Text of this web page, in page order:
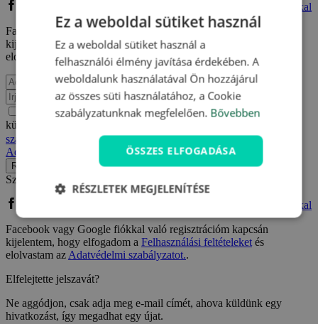
Bejelentkezés Google fiókkal
Facebook vagy Google fiókkal való regisztrációm kapcsán
kijelentem, hogy elfogadom aFelhasználási feltételeket
elolvastam azAdatvédelmi szabályzatot..
Értesülni akarok e-mailben a Travelking újdonságairól,
különleges ajánlatairól és egyéb kedvezményeiről az
szabályzatot.
Elfogadom aFelhasználási feltételeketés az
Adatvédelmi szabályzatot.
Regisztráció
Szeretne Facebook vagy Google fiókkal regisztrálni?
Bejelentkezés Google fiókkal
Facebook vagy Google fiókkal való regisztrációm kapcsán
kijelentem, hogy elfogadom a Felhasználási feltételeketés
elolvastam azAdatvédelmi szabályzatot..
Elfelejtette jelszavát?
Ne aggódjon, csak adja meg e-mail címét, ahova küldünk egy
hivatkozást, így megadhat egy újat.
Ez a weboldal sütiket használ
Ez a weboldal sütiket használ a
felhasználói élmény javítása érdekében. A
weboldalunk használatával Ön hozzájárul
az összes süti használatához, a Cookie
szabályzatunknak megfelelően. Bővebben
ÖSSZES ELFOGADÁSA
RÉSZLETEK MEGJELENÍTÉSE